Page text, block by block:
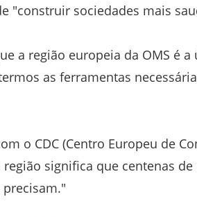
"construir sociedades mais
a região europeia da OMS é
as ferramentas
o CDC (Centro Europeu de
significa que centenas